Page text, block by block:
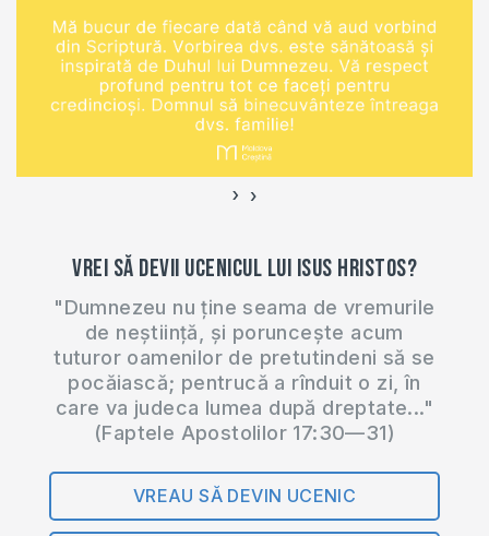
‹ ›
Vrei să devii ucenicul lui Isus Hristos?
"Dumnezeu nu ține seama de vremurile
de neștiință, și poruncește acum
tuturor oamenilor de pretutindeni să se
pocăiască; pentrucă a rînduit o zi, în
care va judeca lumea după dreptate..."
(Faptele Apostolilor 17:30—31)
VREAU SĂ DEVIN UCENIC